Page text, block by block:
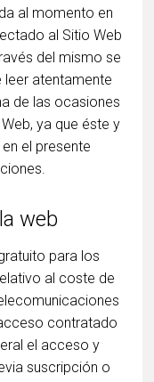
al momento en
al Sitio Web
del mismo se
leer atentamente
de las ocasiones
ya que éste y
el presente
web
para los
al coste de
contratado
el acceso y
suscripción o